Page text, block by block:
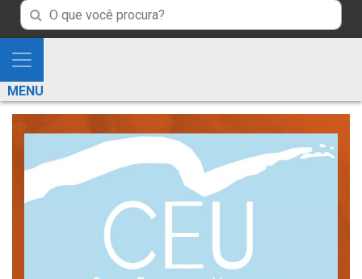
Campo
de
Busca
de
informações
Campo
de
de
informações
Mostra
e
Esconde
Menu
MENU